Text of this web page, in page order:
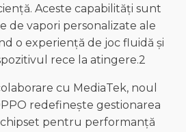
Aceste capabilități sunt
de vapori personalizate ale
o experiență de joc fluidă și
rece la atingere.2
cu MediaTek, noul
redefinește gestionarea
pentru performanță